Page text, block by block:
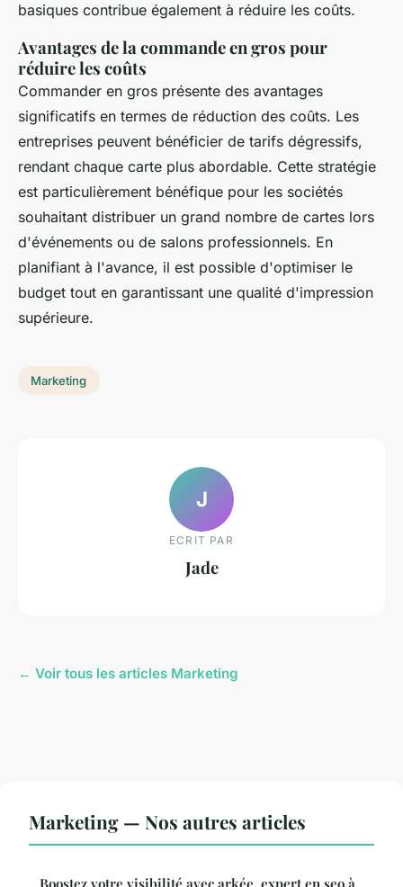
basiques contribue également à réduire les coûts.
Avantages de la commande en gros pour
réduire les coûts
Commander en gros présente des avantages
significatifs en termes de réduction des coûts. Les
entreprises peuvent bénéficier de tarifs dégressifs,
rendant chaque carte plus abordable. Cette stratégie
est particulièrement bénéfique pour les sociétés
souhaitant distribuer un grand nombre de cartes lors
d'événements ou de salons professionnels. En
planifiant à l'avance, il est possible d'optimiser le
budget tout en garantissant une qualité d'impression
supérieure.
Marketing
J
ECRIT PAR
Jade
← Voir tous les articles Marketing
Marketing — Nos autres articles